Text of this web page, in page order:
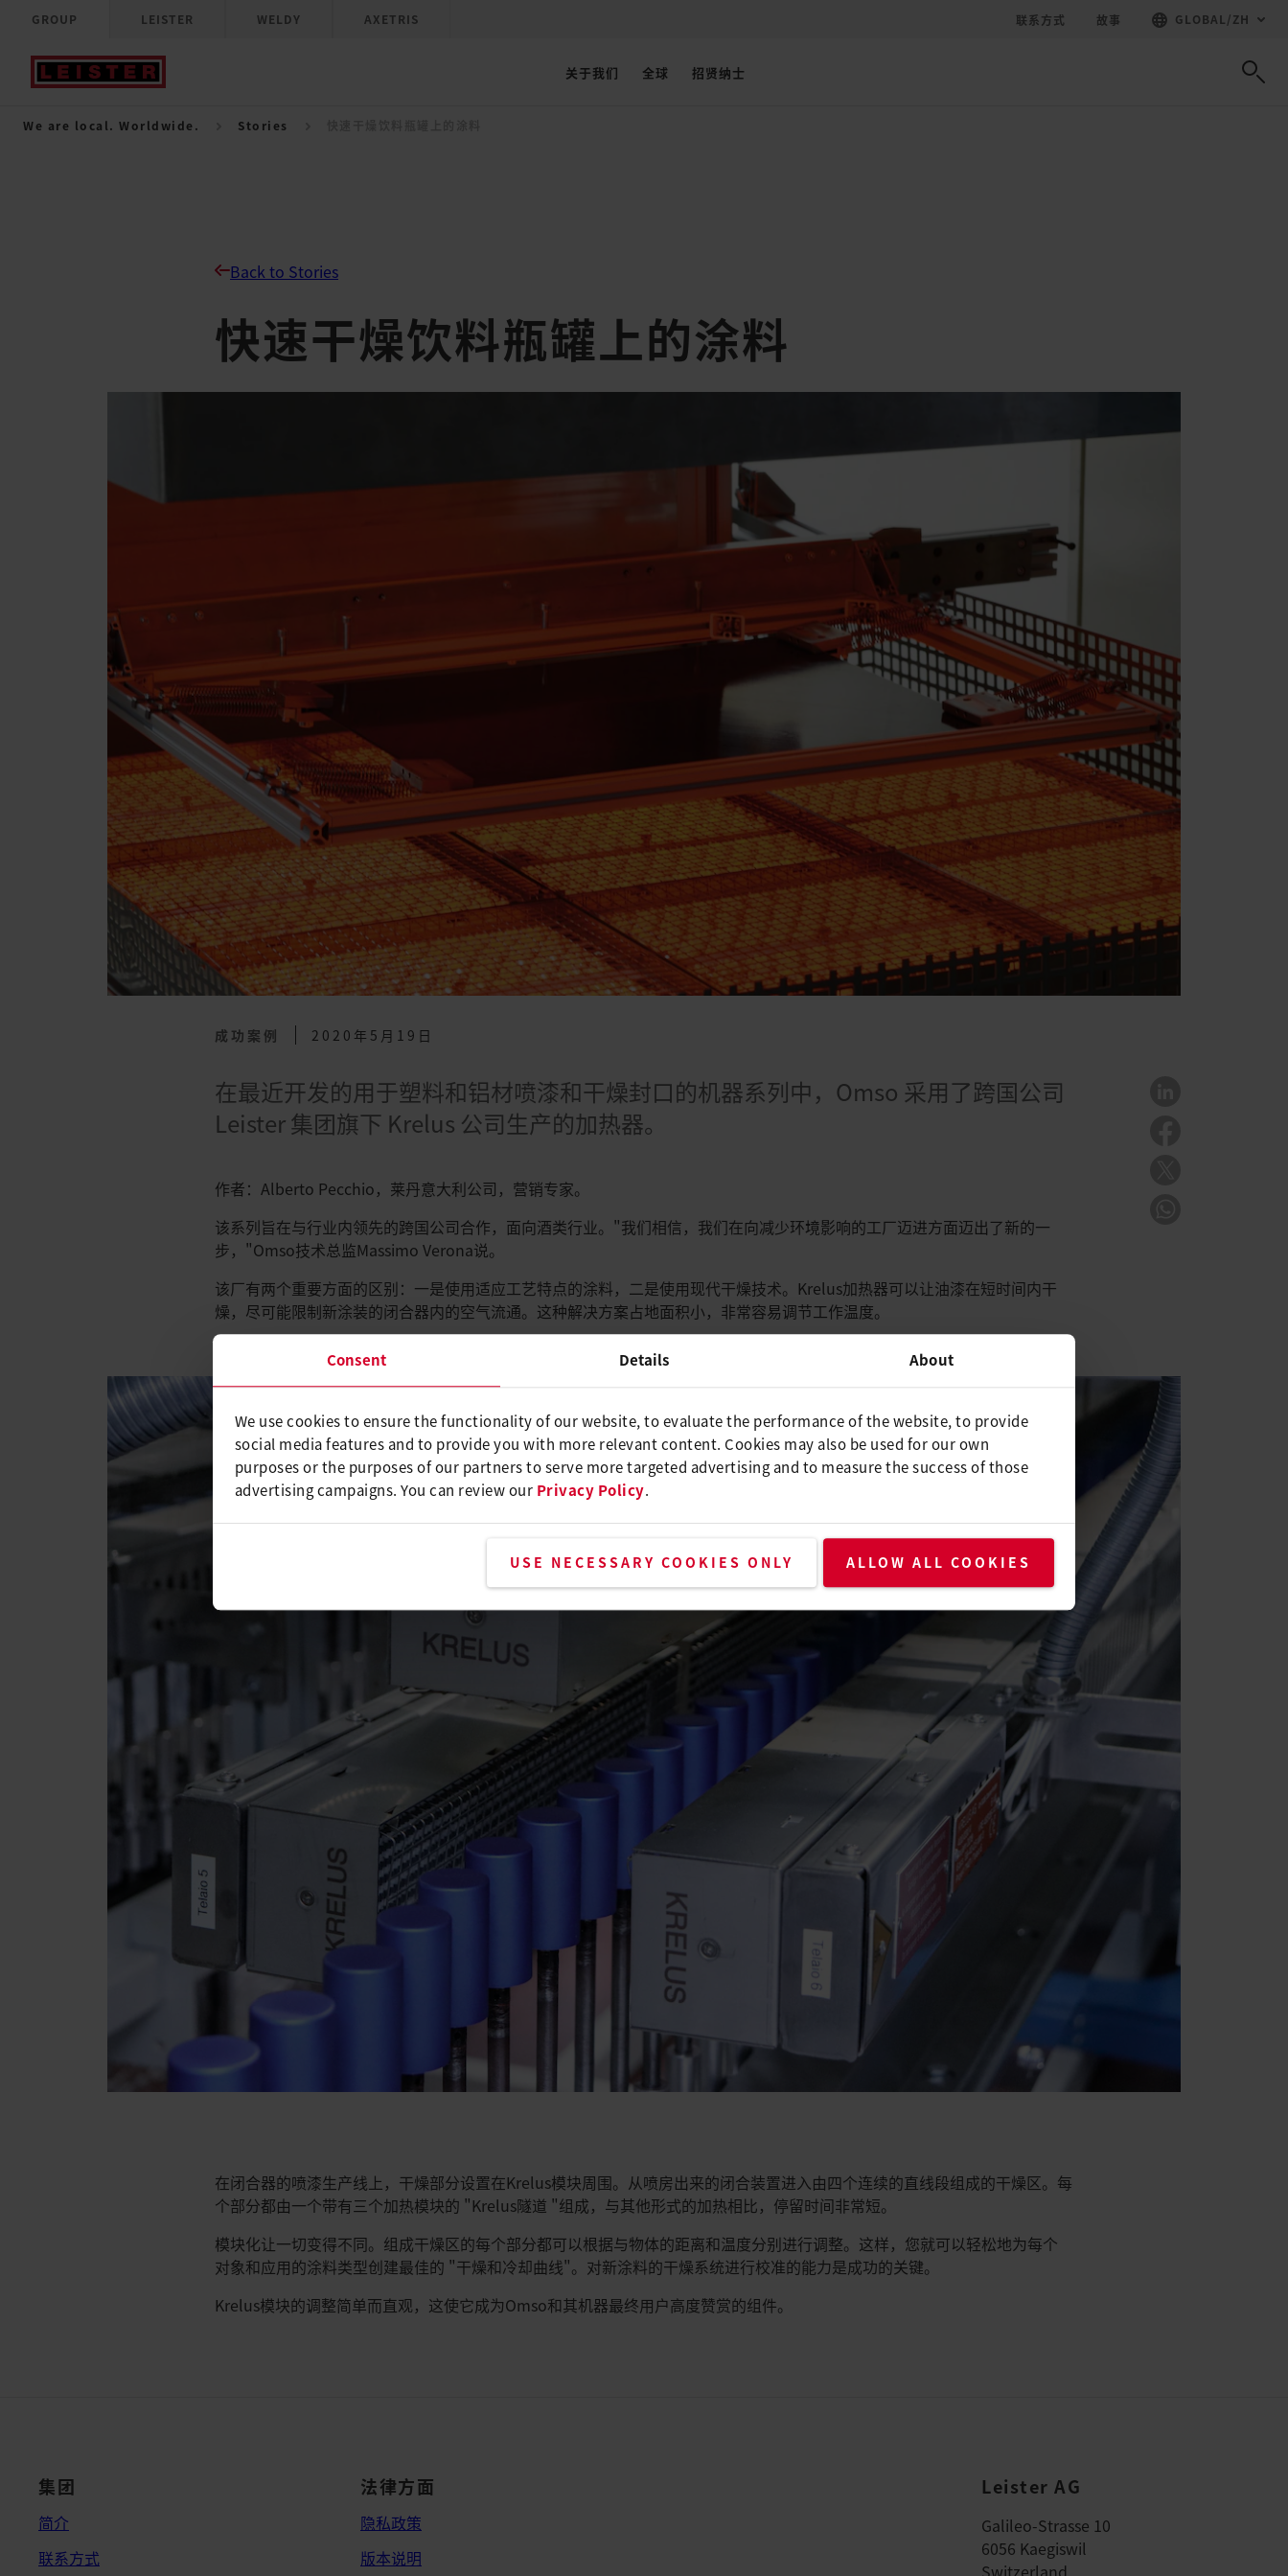
Consent Details About
We use cookies to ensure the functionality of our website, to evaluate the performance of the website, to provide
social media features and to provide you with more relevant content. Cookies may also be used for our own
purposes or the purposes of our partners to serve more targeted advertising and to measure the success of those
advertising campaigns. You can review our Privacy Policy.
USE NECESSARY COOKIES ONLY ALLOW ALL COOKIES
GROUP LEISTER WELDY AXETRIS 联系方式 故事 GLOBAL /ZH
关于我们 全球 招贤纳士
We are local. Worldwide. Stories
Back to Stories
快速干燥饮料瓶罐上的涂料
成功案例 2020年5月19日
在最近开发的用于塑料和铝材喷漆和干燥封口的机器系列中，Omso 采用了跨国公司
Leister 集团旗下 Krelus 公司生产的加热器。
作者：Alberto Pecchio，莱丹意大利公司，营销专家。
该系列旨在与行业内领先的跨国公司合作，面向酒类行业。"我们相信，我们在向减少环境影响的工厂迈进方面迈出了新的一
步，"Omso技术总监Massimo Verona说。
该厂有两个重要方面的区别：一是使用适应工艺特点的涂料，二是使用现代干燥技术。Krelus加热器可以让油漆在短时间内干
燥，尽可能限制新涂装的闭合器内的空气流通。这种解决方案占地面积小，非常容易调节工作温度。
在闭合器的喷漆生产线上，干燥部分设置在Krelus模块周围。从喷房出来的闭合装置进入由四个连续的直线段组成的干燥区。每
个部分都由一个带有三个加热模块的 "Krelus隧道 "组成，与其他形式的加热相比，停留时间非常短。
模块化让一切变得不同。组成干燥区的每个部分都可以根据与物体的距离和温度分别进行调整。这样，您就可以轻松地为每个
对象和应用的涂料类型创建最佳的 "干燥和冷却曲线"。对新涂料的干燥系统进行校准的能力是成功的关键。
Krelus模块的调整简单而直观，这使它成为Omso和其机器最终用户高度赞赏的组件。
集团
简介
联系方式
法律方面
隐私政策
版本说明
Leister AG
Galileo-Strasse 10
6056 Kaegiswil
Switzerland